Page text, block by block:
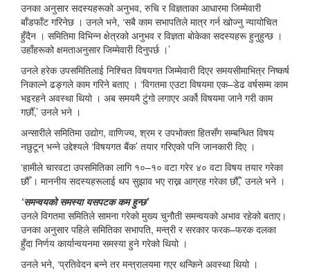
उनका अनुसार सदस्यहरूको अनुभव, रुचि र विज्ञताका आधारमा जिम्मेवारी
बाँडफाँट गरिनेछ । उनले भने, ‘सबै काम सभापतिले मात्र गर्न खोज्नु न्यायोचित
हुँदैन । समितिमा विभिन्न क्षेत्रको अनुभव र विज्ञता बोकेका सदस्यहरू हुनुहुन्छ ।
उहाँहरूको क्षमताअनुसार जिम्मेवारी दिनुपर्छ ।’
उनले हरेक उपसमितिलाई निश्चित विषयगत जिम्मेवारी दिएर समयसीमाभित्र निष्कर्ष
निकाल्ने ढङ्गले काम गरिने बताए । ‘विगतमा एउटा विषयमा एक–डेढ वर्षसम्म काम
भइरहने अवस्था थियो । अब समयमै टुंगो लगाएर अर्को विषयमा जाने गरी काम
गर्छौँ,’ उनले भने ।
अन्सारीले समितिमा उद्योग, वाणिज्य, श्रम र उपभोक्ता हितसँग सम्बन्धित विषय
नछुटून् भन्ने उद्देश्यले ‘विषयगत बैंक’ तयार गरिएको पनि जानकारी दिए ।
‘हामीले चारवटा उपसमितिका लागि १०–१० वटा गरेर ४० वटा विषय तयार गरेका
छौँ । माननीय सदस्यहरूलाई थप सुझाव भए राख्न आग्रह गरेका छौँ,’ उनले भने ।
‘समन्वयको समस्या यसपटक कम हुन्छ’
उनले विगतमा समितिले सामना गरेको मुख्य चुनौती समन्वयको अभाव रहेको बताए।
उनका अनुसार पहिले समितिका सभापति, मन्त्री र सरकार फरक–फरक दलका
हुँदा निर्णय कार्यान्वयनमा समस्या हुने गरेको थियो ।
उनले भने, ‘प्रतिवेदन बन्ने तर मन्त्रालयमा गएर थन्किने अवस्था थियो ।